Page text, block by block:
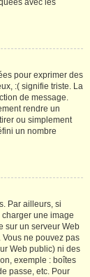
avec les
pour exprimer des
:( signifie triste. La
de message.
rendre un
ou simplement
un nombre
Par ailleurs, si
charger une image
sur un serveur Web
ne pouvez pas
Web public) ni des
exemple : boîtes
passe, etc. Pour